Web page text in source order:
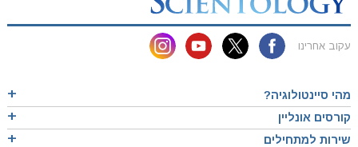
עקוב אחרינו
מהי סיינטולוגיה?
קורסים אונליין
שירות למתחילים